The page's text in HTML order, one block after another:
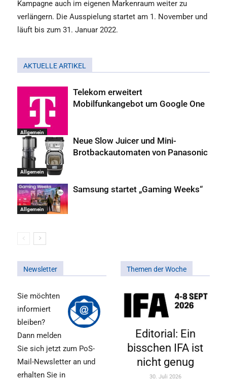
Kampagne auch im eigenen Markenraum weiter zu
verlängern. Die Ausspielung startet am 1. November und
läuft bis zum 31. Januar 2022.
AKTUELLE ARTIKEL
Allgemein
Telekom erweitert
Mobilfunkangebot um Google One
Allgemein
Neue Slow Juicer und Mini-
Brotbackautomaten von Panasonic
Allgemein
Samsung startet „Gaming Weeks“
Newsletter
Sie möchten
informiert
bleiben?
Dann melden
Sie sich jetzt zum PoS-
Mail-Newsletter an und
erhalten Sie in
Themen der Woche
Editorial: Ein
bisschen IFA ist
nicht genug
30. Juli 2026